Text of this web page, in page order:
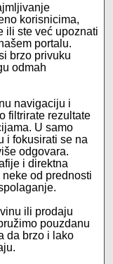
korisnicima,
ili ste već upoznati
portalu.
brzo privuku
odmah
navigaciju i
filtrirate rezultate
U samo
i fokusirati se na
odgovara.
i direktna
od prednosti
ili prodaju
pouzdanu
da brzo i lako